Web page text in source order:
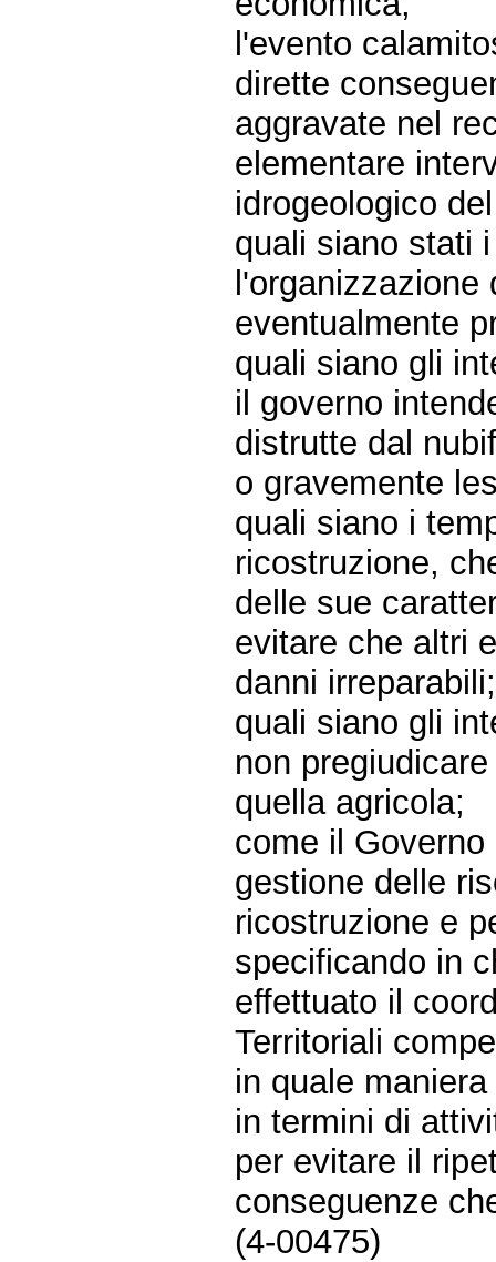
l'evento
dirette
aggravate nel
elementare
idrogeologico
quali siano stati
l'organizzazione
eventualmente
quali siano gli
il governo
distrutte dal
o gravemente
quali siano i
ricostruzione,
delle sue
evitare che altri
danni irreparabili;
quali siano gli
non
quella agricola;
come il
gestione delle
ricostruzione e
specificando in
effettuato il
Territoriali
in quale
in termini di
per evitare il
conseguenze
(4-00475)